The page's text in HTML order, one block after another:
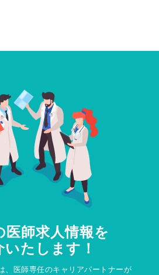
医師求人情報を
いたします！
、医師専任のキャリアパートナーが